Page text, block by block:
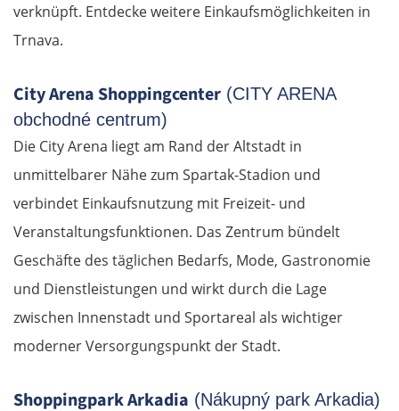
verknüpft. Entdecke weitere Einkaufsmöglichkeiten in
Trnava.
City Arena Shoppingcenter (CITY ARENA
obchodné centrum)
Die City Arena liegt am Rand der Altstadt in
unmittelbarer Nähe zum Spartak-Stadion und
verbindet Einkaufsnutzung mit Freizeit- und
Veranstaltungsfunktionen. Das Zentrum bündelt
Geschäfte des täglichen Bedarfs, Mode, Gastronomie
und Dienstleistungen und wirkt durch die Lage
zwischen Innenstadt und Sportareal als wichtiger
moderner Versorgungspunkt der Stadt.
Shoppingpark Arkadia (Nákupný park Arkadia)